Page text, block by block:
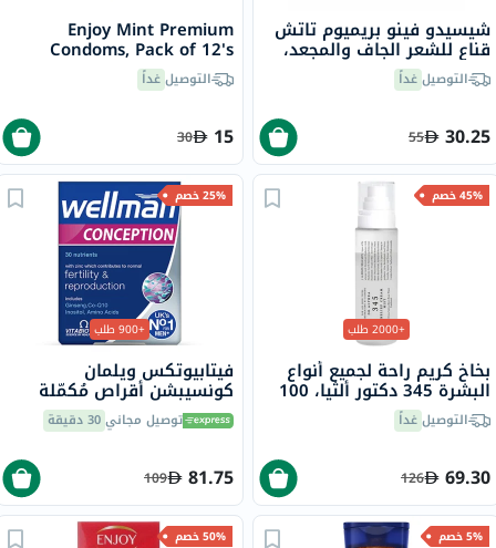
شيسيدو فينو بريميوم تاتش
قناع للشعر الجاف والمجعد،
230 جرامالتوصيلغداً
30.25
55
Enjoy Mint Premium
Condoms, Pack of 12's
التوصيلغداً
15
30
45% خصم
+2000 طلب
بخاخ كريم راحة لجميع أنواع
البشرة 345 دكتور ألثيا، 100
ملالتوصيلغداً
69.30
126
25% خصم
+900 طلب
فيتابيوتكس ويلمان
كونسيبشن أقراص مُكمّلة
لدعم الخصوبة لدى الرجال
حزمة من 30توصيل مجاني30 دقيقة
81.75
109
5% خصم 50% خصم